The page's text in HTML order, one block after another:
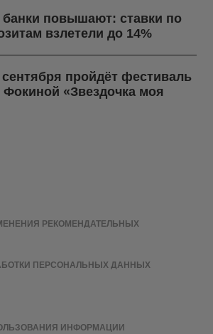
банки повышают: ставки по
взлетели до 14%
пройдёт фестиваль
«Звездочка моя
РЕКОМЕНДАТЕЛЬНЫХ
ПЕРСОНАЛЬНЫХ ДАННЫХ
ИНФОРМАЦИИ